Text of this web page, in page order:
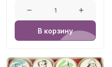
В корзину